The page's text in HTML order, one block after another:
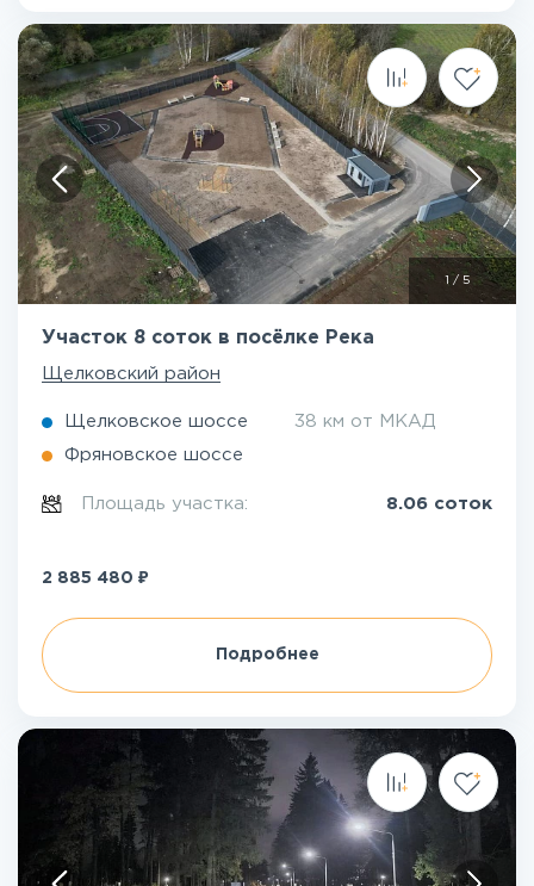
1 / 5
Участок 8 соток в посёлке Река
Щелковский район
Щелковское шоссе 38 км от МКАД
Фряновское шоссе
Площадь участка: 8.06 соток
2 885 480 ₽
Подробнее